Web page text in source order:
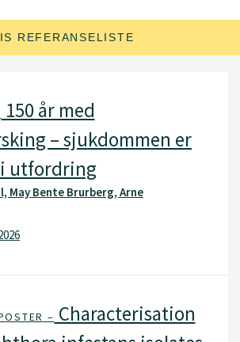
REFERANSELISTE
150 år med
– sjukdommen er
utfordring
May Bente Brurberg, Arne
– Characterisation